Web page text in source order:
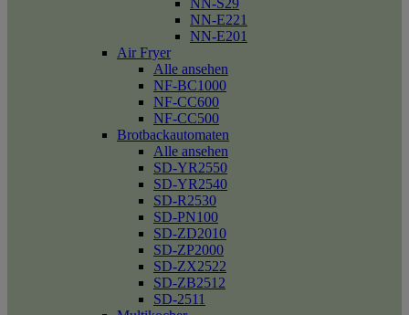
NN-S29
NN-E221
NN-E201
Air Fryer
Alle ansehen
NF-BC1000
NF-CC600
NF-CC500
Brotbackautomaten
Alle ansehen
SD-YR2550
SD-YR2540
SD-R2530
SD-PN100
SD-ZD2010
SD-ZP2000
SD-ZX2522
SD-ZB2512
SD-2511